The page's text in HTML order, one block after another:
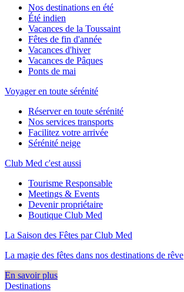
Nos destinations en été
Été indien
Vacances de la Toussaint
Fêtes de fin d'année
Vacances d'hiver
Vacances de Pâques
Ponts de mai
Voyager en toute sérénité
Réserver en toute sérénité
Nos services transports
Facilitez votre arrivée
Sérénité neige
Club Med c'est aussi
Tourisme Responsable
Meetings & Events
Devenir propriétaire
Boutique Club Med
La Saison des Fêtes par Club Med
La magie des fêtes dans nos destinations de rêve​
En savoir plus
Destinations